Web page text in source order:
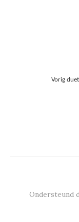
Vorig
Ondersteund